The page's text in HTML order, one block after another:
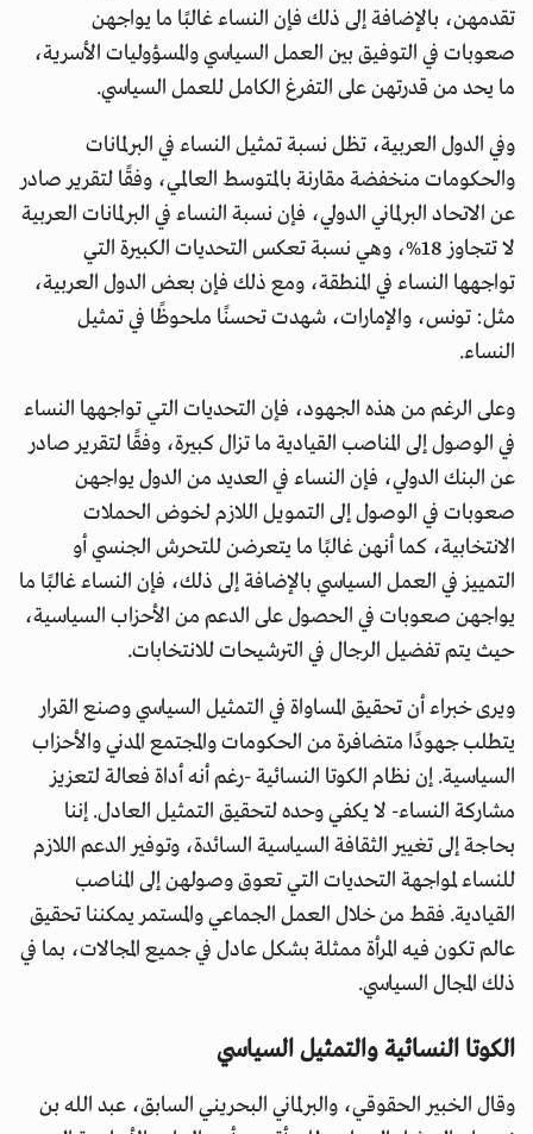
تقدمهن، بالإضافة إلى ذلك فإن النساء غالبًا ما يواجهن
صعوبات في التوفيق بين العمل السياسي والمسؤوليات الأسرية،
ما يحد من قدرتهن على التفرغ الكامل للعمل السياسي.
وفي الدول العربية، تظل نسبة تمثيل النساء في البرلمانات
والحكومات منخفضة مقارنة بالمتوسط العالمي، وفقًا لتقرير صادر
عن الاتحاد البرلماني الدولي، فإن نسبة النساء في البرلمانات العربية
لا تتجاوز 18%، وهي نسبة تعكس التحديات الكبيرة التي
تواجهها النساء في المنطقة، ومع ذلك فإن بعض الدول العربية،
مثل: تونس، والإمارات، شهدت تحسنًا ملحوظًا في تمثيل
النساء.
وعلى الرغم من هذه الجهود، فإن التحديات التي تواجهها النساء
في الوصول إلى المناصب القيادية ما تزال كبيرة، وفقًا لتقرير صادر
عن البنك الدولي، فإن النساء في العديد من الدول يواجهن
صعوبات في الوصول إلى التمويل اللازم لخوض الحملات
الانتخابية، كما أنهن غالبًا ما يتعرضن للتحرش الجنسي أو
التمييز في العمل السياسي بالإضافة إلى ذلك، فإن النساء غالبًا ما
يواجهن صعوبات في الحصول على الدعم من الأحزاب السياسية،
حيث يتم تفضيل الرجال في الترشيحات للانتخابات.
ويرى خبراء أن تحقيق المساواة في التمثيل السياسي وصنع القرار
يتطلب جهودًا متضافرة من الحكومات والمجتمع المدني والأحزاب
السياسية. إن نظام الكوتا النسائية -رغم أنه أداة فعالة لتعزيز
مشاركة النساء- لا يكفي وحده لتحقيق التمثيل العادل. إننا
بحاجة إلى تغيير الثقافة السياسية السائدة، وتوفير الدعم اللازم
للنساء لمواجهة التحديات التي تعوق وصولهن إلى المناصب
القيادية. فقط من خلال العمل الجماعي والمستمر يمكننا تحقيق
عالم تكون فيه المرأة ممثلة بشكل عادل في جميع المجالات، بما في
ذلك المجال السياسي.
الكوتا النسائية والتمثيل السياسي
وقال الخبير الحقوقي، والبرلماني البحريني السابق، عبد الله بن